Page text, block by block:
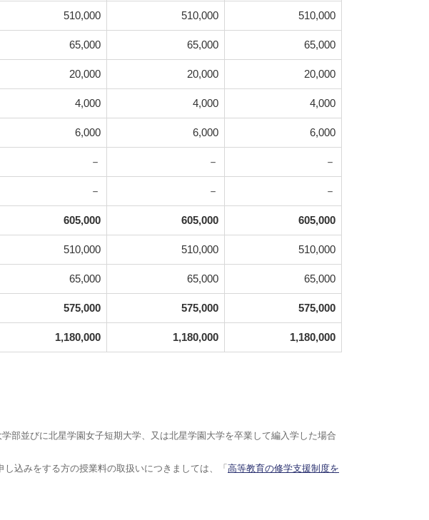
510,000 510,000 510,000
65,000 65,000 65,000
20,000 20,000 20,000
4,000 4,000 4,000
6,000 6,000 6,000
－ － －
－ － －
605,000 605,000 605,000
510,000 510,000 510,000
65,000 65,000 65,000
575,000 575,000 575,000
1,180,000 1,180,000 1,180,000
部並びに北星学園女子短期大学、又は北星学園大学を卒業して編入学した場合
込みをする方の授業料の取扱いにつきましては、「 高等教育の修学支援制度を